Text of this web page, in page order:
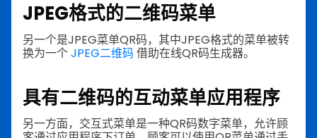
JPEG格式的二维码菜单
另一个是JPEG菜单QR码，其中JPEG格式的菜单被转
换为一个JPEG二维码 借助在线QR码生成器。
具有二维码的互动菜单应用程序
另一方面，交互式菜单是一种QR码数字菜单，允许顾